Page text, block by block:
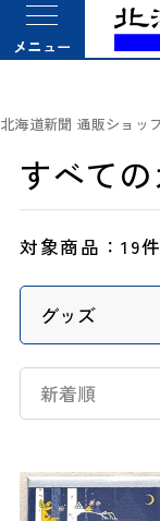
メニュー
北海道新聞 通販ショッ
すべて
対象商品：19件
新着順